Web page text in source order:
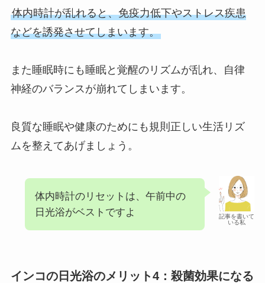
体内時計が乱れると、免疫力低下やストレス疾患
などを誘発させてしまいます。
また睡眠時にも睡眠と覚醒のリズムが乱れ、自律
神経のバランスが崩れてしまいます。
良質な睡眠や健康のためにも規則正しい生活リズ
ムを整えてあげましょう。
記事を書いて
いる私
体内時計のリセットは、午前中の
日光浴がベストですよ
インコの日光浴のメリット4：殺菌効果になる